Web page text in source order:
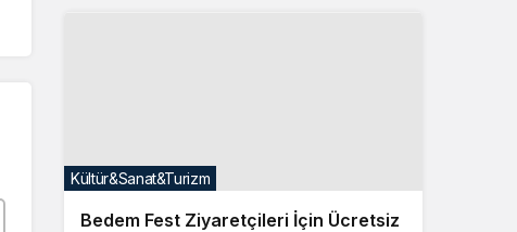
Bedem Fest Ziyaretçileri İçin Ücretsiz
Kültür&Sanat&Turizm